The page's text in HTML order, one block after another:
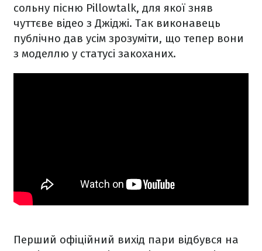
сольну пісню Pillowtalk, для якої зняв
чуттєве відео з Джіджі. Так виконавець
публічно дав усім зрозуміти, що тепер вони
з моделлю у статусі закоханих.
Перший офіційний вихід пари відбувся на